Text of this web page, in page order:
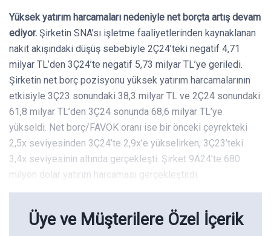
Yüksek yatırım harcamaları nedeniyle net borçta artış devam
ediyor. Şirketin SNA’sı işletme faaliyetlerinden kaynaklanan
nakit akışındaki düşüş sebebiyle 2Ç24’teki negatif 4,71
milyar TL’den 3Ç24’te negatif 5,73 milyar TL’ye geriledi.
Şirketin net borç pozisyonu yüksek yatırım harcamalarının
etkisiyle 3Ç23 sonundaki 38,3 milyar TL ve 2Ç24 sonundaki
61,8 milyar TL’den 3Ç24 sonunda 68,6 milyar TL’ye
yükseldi. Net borç/FAVÖK oranı ise bir önceki çeyrekteki
2,5x seviyesinden 3Ç24’te 2,9x’e yükselirken, 3Ç23’teki
3,4x seviyesinin altında gerçekleşti. Şirket 9A24’te 680
milyon dolar yatırım harcaması gerçekleştirdi.
Üye ve Müşterilere Özel İçerik